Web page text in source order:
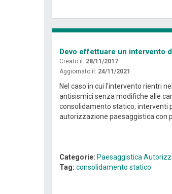
Devo effettuare un intervento
Creato il: 28/11/2017
Aggiornato il: 24/11/2021
Nel caso in cui l'intervento rientri
antisismici senza modifiche alle
consolidamento statico, interventi
autorizzazione paesaggistica con
Categorie: Paesaggistica
Tag: consolidamento statico